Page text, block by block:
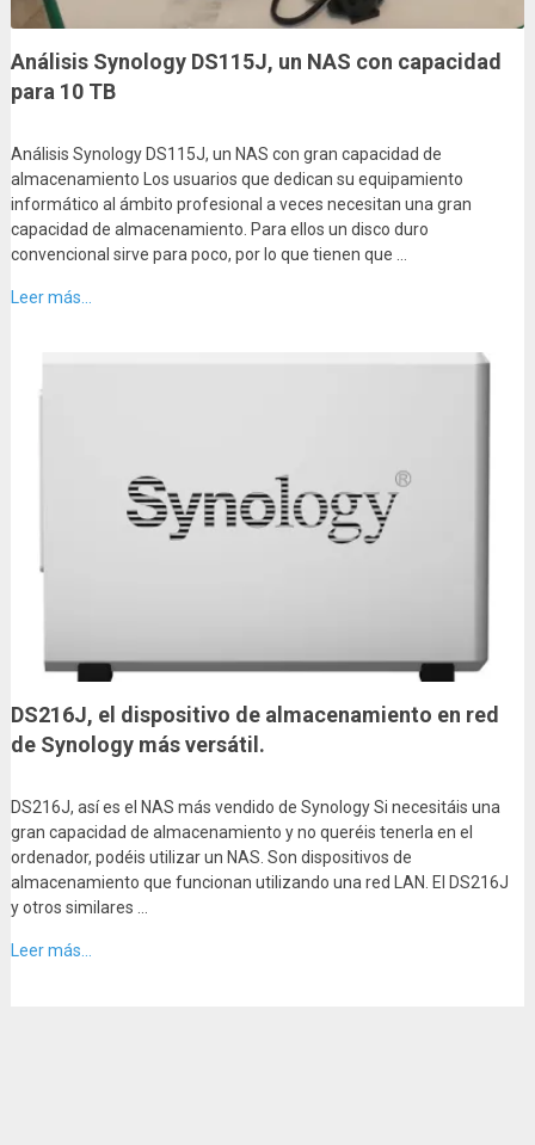
Análisis Synology DS115J, un NAS con capacidad
para 10 TB
Análisis Synology DS115J, un NAS con gran capacidad de
almacenamiento Los usuarios que dedican su equipamiento
informático al ámbito profesional a veces necesitan una gran
capacidad de almacenamiento. Para ellos un disco duro
convencional sirve para poco, por lo que tienen que …
Leer más...
DS216J, el dispositivo de almacenamiento en red
de Synology más versátil.
DS216J, así es el NAS más vendido de Synology Si necesitáis una
gran capacidad de almacenamiento y no queréis tenerla en el
ordenador, podéis utilizar un NAS. Son dispositivos de
almacenamiento que funcionan utilizando una red LAN. El DS216J
y otros similares …
Leer más...